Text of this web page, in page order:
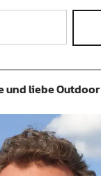
und liebe